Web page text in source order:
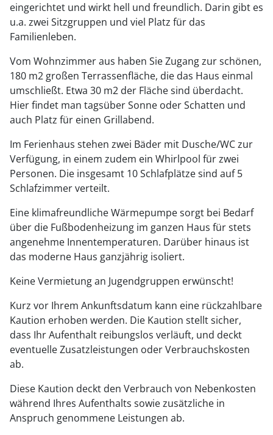
eingerichtet und wirkt hell und freundlich. Darin gibt es
u.a. zwei Sitzgruppen und viel Platz für das
Familienleben.
Vom Wohnzimmer aus haben Sie Zugang zur schönen,
180 m2 großen Terrassenfläche, die das Haus einmal
umschließt. Etwa 30 m2 der Fläche sind überdacht.
Hier findet man tagsüber Sonne oder Schatten und
auch Platz für einen Grillabend.
Im Ferienhaus stehen zwei Bäder mit Dusche/WC zur
Verfügung, in einem zudem ein Whirlpool für zwei
Personen. Die insgesamt 10 Schlafplätze sind auf 5
Schlafzimmer verteilt.
Eine klimafreundliche Wärmepumpe sorgt bei Bedarf
über die Fußbodenheizung im ganzen Haus für stets
angenehme Innentemperaturen. Darüber hinaus ist
das moderne Haus ganzjährig isoliert.
Keine Vermietung an Jugendgruppen erwünscht!
Kurz vor Ihrem Ankunftsdatum kann eine rückzahlbare
Kaution erhoben werden. Die Kaution stellt sicher,
dass Ihr Aufenthalt reibungslos verläuft, und deckt
eventuelle Zusatzleistungen oder Verbrauchskosten
ab.
Diese Kaution deckt den Verbrauch von Nebenkosten
während Ihres Aufenthalts sowie zusätzliche in
Anspruch genommene Leistungen ab.